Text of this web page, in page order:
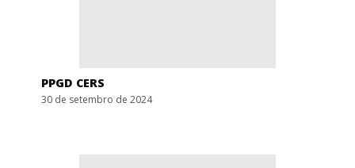
PPGD CERS
30 de setembro de 2024